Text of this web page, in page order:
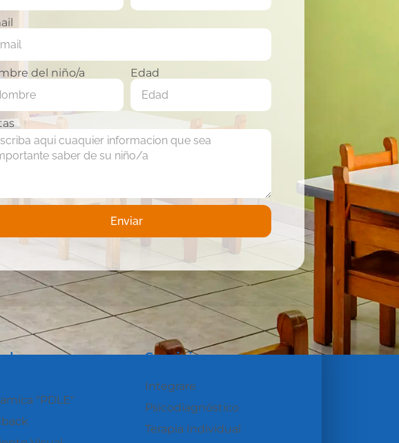
del niño/a Edad
Enviar
de
"PDLE"
Servicios
Integrare
Psicodiagnóstico
Terapia Individual